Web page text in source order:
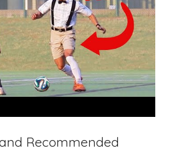
Recommended